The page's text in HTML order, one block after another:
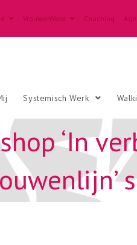
VrouwenVeld Coaching
Systemisch Werk
‘In